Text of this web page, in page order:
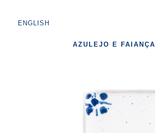
ENGLISH
AZULEJO E FAIANÇA